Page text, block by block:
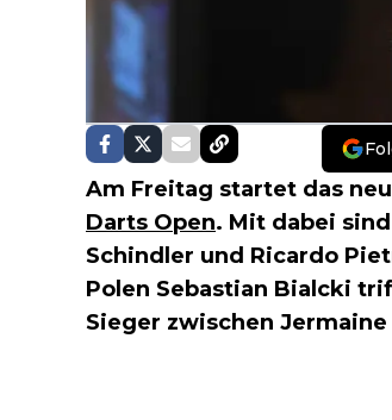
Am Freitag startet das
Darts Open. Mit dabei
Schindler und Ricardo
Polen Sebastian Bialcki
Sieger zwischen